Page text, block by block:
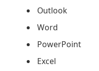
Outlook
Word
PowerPoint
Excel